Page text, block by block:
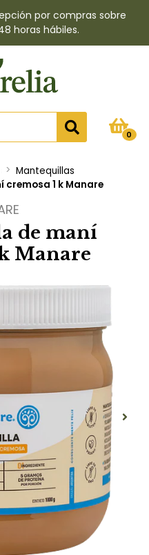
por compras sobre
horas hábiles.
0
Mantequillas
1 k Manare
de maní
Manare